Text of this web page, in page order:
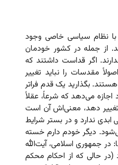
نظام سیاسی خاصی وجود
از جمله در کشور خودمان
اگر قداست داشتند که
مقدسات را نباید تغییر
بگذارید یک قدم فراتر
اجازه می‌دهد که شرعاً، عقلاً
تغییر دهد، معنی‌اش آن است
ابدی ندارد و در بستر شرایط
دیگر خودم دارم خسته
در جمهوری اسلامی، آیت‌الله
حالی که از احکام محکم